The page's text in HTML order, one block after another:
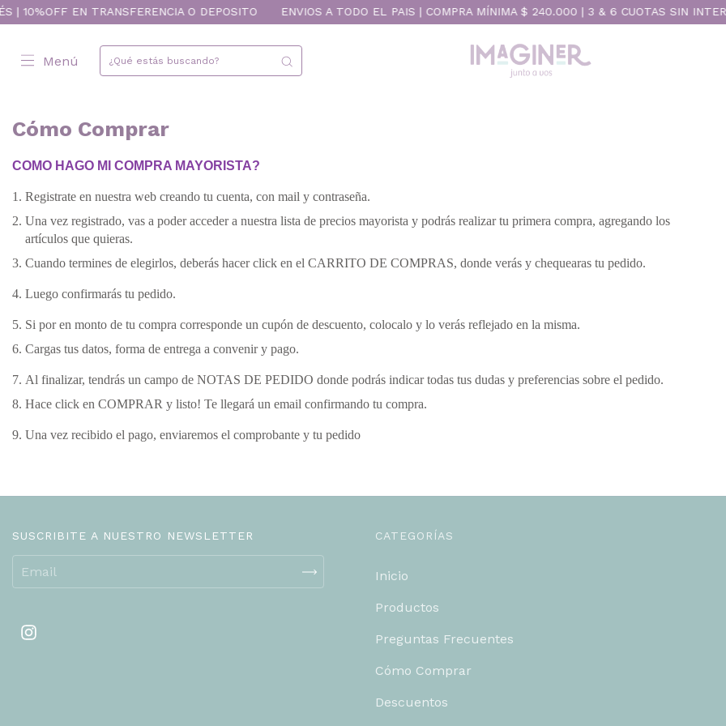
EN TRANSFERENCIA O DEPOSITO ENVIOS A TODO EL PAIS | COMPRA MÍNIMA $ 240.000 | 3 & 6 CUOTAS SIN
Menú
Cómo Comprar
COMO HAGO MI COMPRA MAYORISTA?
Registrate en nuestra web creando tu cuenta, con mail y contraseña.
Una vez registrado, vas a poder acceder a nuestra lista de precios mayorista y podrás realizar tu primera compra, agregando los
artículos que quieras.
Cuando termines de elegirlos, deberás hacer click en el CARRITO DE COMPRAS, donde verás y chequearas tu pedido.
Luego confirmarás tu pedido.
Si por en monto de tu compra corresponde un cupón de descuento, colocalo y lo verás reflejado en la misma.
Cargas tus datos, forma de entrega a convenir y pago.
Al finalizar, tendrás un campo de NOTAS DE PEDIDO donde podrás indicar todas tus dudas y preferencias sobre el pedido.
Hace click en COMPRAR y listo! Te llegará un email confirmando tu compra.
Una vez recibido el pago, enviaremos el comprobante y tu pedido
SUSCRIBITE A NUESTRO NEWSLETTER CATEGORÍAS
Inicio
Productos
Preguntas Frecuentes
Cómo Comprar
Descuentos